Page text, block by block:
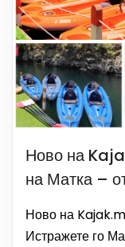
Ново на
на Матка –
Ново на
Истражете го